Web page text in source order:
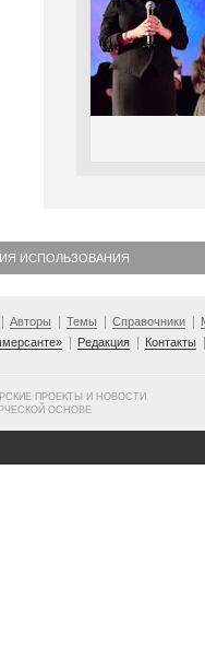
ИСПОЛЬЗОВАНИЯ
Авторы Темы Справочники
Редакция Контакты
ПРОЕКТЫ И НОВОСТИ
ОСНОВЕ